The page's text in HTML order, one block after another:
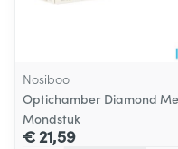
Nosiboo
Optichamber Diamond
Mondstuk
€ 21,59